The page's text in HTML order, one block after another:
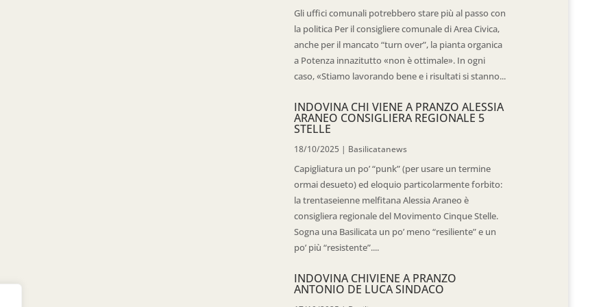
Gli uffici comunali potrebbero stare più al passo con
la politica Per il consigliere comunale di Area Civica,
anche per il mancato “turn over”, la pianta organica
a Potenza innazitutto «non è ottimale». In ogni
caso, «Stiamo lavorando bene e i risultati si stanno...
INDOVINA CHI VIENE A PRANZO ALESSIA
ARANEO CONSIGLIERA REGIONALE 5
STELLE
18/10/2025 | Basilicatanews
Capigliatura un po’ “punk” (per usare un termine
ormai desueto) ed eloquio particolarmente forbito:
la trentaseienne melfitana Alessia Araneo è
consigliera regionale del Movimento Cinque Stelle.
Sogna una Basilicata un po’ meno “resiliente” e un
po’ più “resistente”....
INDOVINA CHIVIENE A PRANZO
ANTONIO DE LUCA SINDACO